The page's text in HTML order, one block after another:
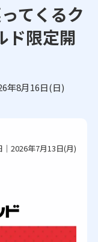
てくるク
ド限定開
年8月16日(日)
｜2026年7月13日(月)